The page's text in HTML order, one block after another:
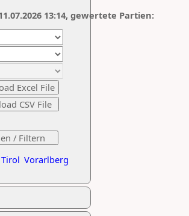
Tirol Vorarlberg
13:14, gewertete Partien: